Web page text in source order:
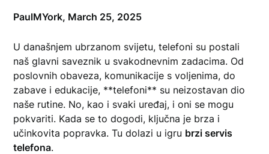
PaulMYork, March 25, 2025
U današnjem ubrzanom svijetu, telefoni su postali
naš glavni saveznik u svakodnevnim zadacima. Od
poslovnih obaveza, komunikacije s voljenima, do
zabave i edukacije, **telefoni** su neizostavan dio
naše rutine. No, kao i svaki uređaj, i oni se mogu
pokvariti. Kada se to dogodi, ključna je brza i
učinkovita popravka. Tu dolazi u igru brzi servis
telefona.